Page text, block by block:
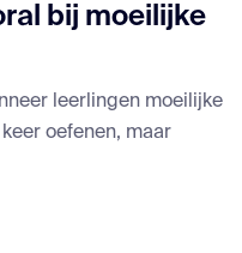
bij moeilijke
leerlingen moeilijke
oefenen, maar